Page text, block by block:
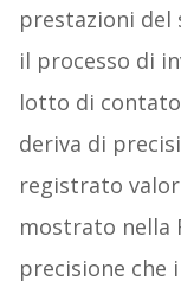
prestazioni del
il processo di
lotto di
deriva di
registrato
mostrato nella
precisione che